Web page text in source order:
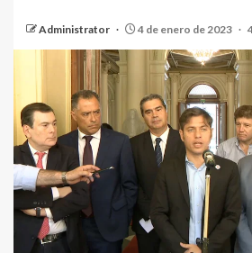
Administrator 4 de enero de 2023